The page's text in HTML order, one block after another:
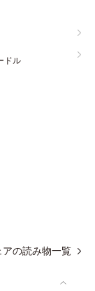
ドル
の読み物一覧